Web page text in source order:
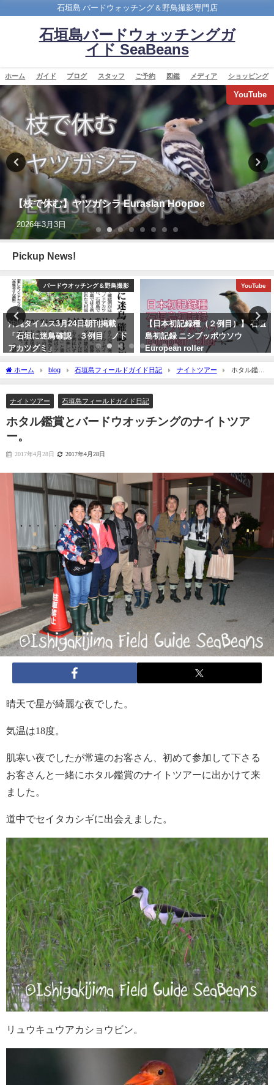
石垣島 バードウォッチング＆野鳥撮影専門店
石垣島バードウォッチングガ
イド SeaBeans
ホーム ガイド ブログ スタッフ ご予約 図鑑 メディア ショッピング
YouTube
【枝で休む】ヤツガシラ Eurasian Hoopoe
2026年3月3日
Pickup News!
バードウオッチング＆野鳥撮影
沖縄タイムス3月24日朝刊掲載
「石垣に迷鳥確認 ３例目 ノド
アカツグミ」
YouTube
【日本初記録種（２例目）】 石垣
島初記録 ニシブッポウソウ
European roller
ホーム blog 石垣島フィールドガイド日記 ナイトツアー
ホタル鑑賞
とバードウオッチングのナイトツアー。
ナイトツアー 石垣島フィールドガイド日記
ホタル鑑賞とバードウオッチングのナイトツア
ー。
2017年4月28日 2017年4月28日
晴天で星が綺麗な夜でした。
気温は18度。
肌寒い夜でしたが常連のお客さん、初めて参加して下さる
お客さんと一緒にホタル鑑賞のナイトツアーに出かけて来
ました。
道中でセイタカシギに出会えました。
リュウキュウアカショウビン。